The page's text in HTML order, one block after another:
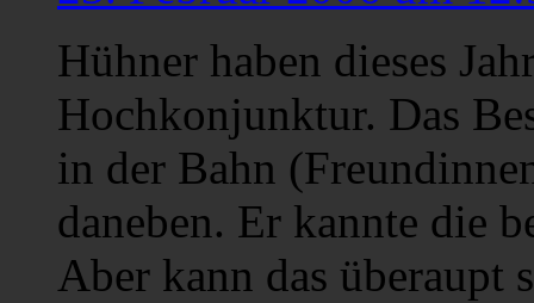
Hühner haben dieses
Hochkonjunktur. Das
in der Bahn
daneben. Er kannte die
Aber kann das überaupt